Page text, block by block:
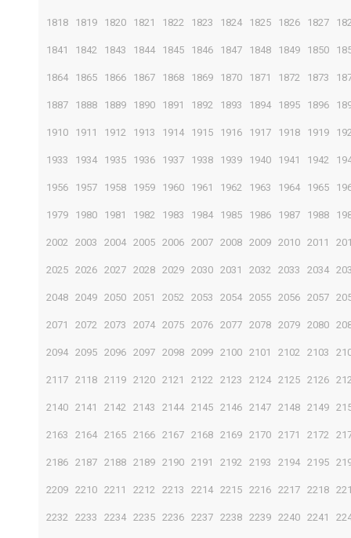
1818 1819 1820 1821 1822 1823 1824 1825 1826 1827
1841 1842 1843 1844 1845 1846 1847 1848 1849 1850
1864 1865 1866 1867 1868 1869 1870 1871 1872 1873
1887 1888 1889 1890 1891 1892 1893 1894 1895 1896
1910 1911 1912 1913 1914 1915 1916 1917 1918 1919
1933 1934 1935 1936 1937 1938 1939 1940 1941 1942
1956 1957 1958 1959 1960 1961 1962 1963 1964 1965
1979 1980 1981 1982 1983 1984 1985 1986 1987 1988
2002 2003 2004 2005 2006 2007 2008 2009 2010 2011
2025 2026 2027 2028 2029 2030 2031 2032 2033 2034
2048 2049 2050 2051 2052 2053 2054 2055 2056 2057
2071 2072 2073 2074 2075 2076 2077 2078 2079 2080
2094 2095 2096 2097 2098 2099 2100 2101 2102 2103
2117 2118 2119 2120 2121 2122 2123 2124 2125 2126
2140 2141 2142 2143 2144 2145 2146 2147 2148 2149
2163 2164 2165 2166 2167 2168 2169 2170 2171 2172
2186 2187 2188 2189 2190 2191 2192 2193 2194 2195
2209 2210 2211 2212 2213 2214 2215 2216 2217 2218
2232 2233 2234 2235 2236 2237 2238 2239 2240 2241